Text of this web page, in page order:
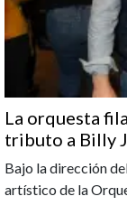
La orquesta
tributo a Billy
Bajo la dirección
artístico de la